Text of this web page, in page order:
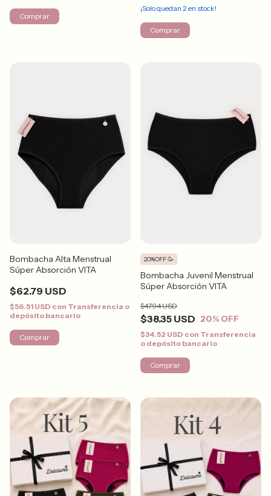
Comprar
¡Solo quedan 2 en stock!
Comprar
Bombacha Alta Menstrual
Súper Absorción VITA
$62.79 USD
$56.51 USD con Transferencia o
depósito bancario
Comprar
Bombacha Juvenil Menstrual
Súper Absorción VITA
$38.35 USD
$47.94 USD
20% OFF
20%OFF 🥳
$34.52 USD con Transferencia
o depósito bancario
Comprar